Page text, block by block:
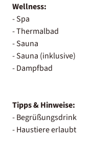
Wellness:
- Spa
- Thermalbad
- Sauna
- Sauna (inklusive)
- Dampfbad
Tipps & Hinweise:
- Begrüßungsdrink
- Haustiere erlaubt